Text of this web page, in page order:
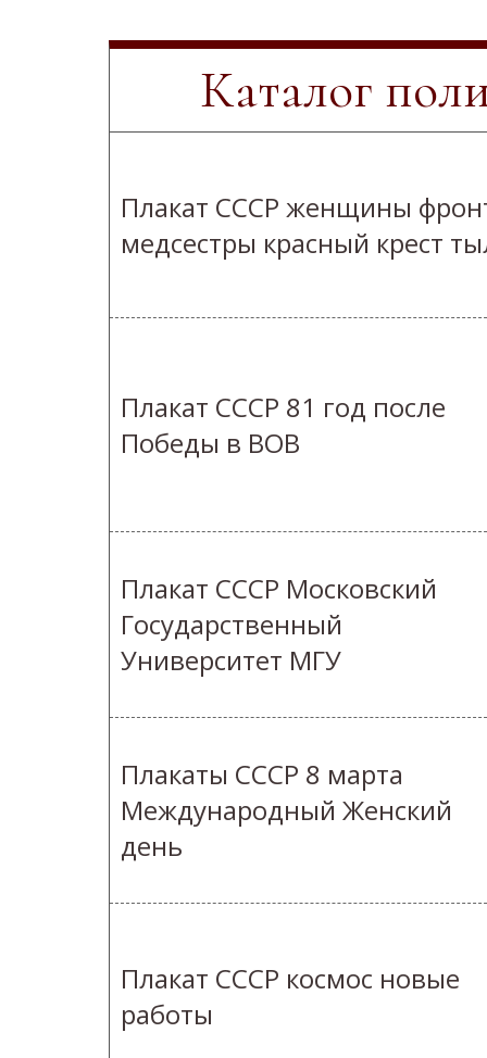
Каталог
Плакат СССР женщины
медсестры красный крест
Плакат СССР 81 год после
Победы в ВОВ
Плакат СССР Московский
Государственный
Университет МГУ
Плакаты СССР 8 марта
Международный Женский
день
Плакат СССР космос новые
работы